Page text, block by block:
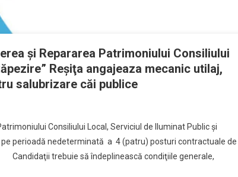
şi Repararea Patrimoniului Consiliului
Reşiţa angajeaza mecanic utilaj,
salubrizare căi publice
Consiliului Local, Serviciul de Iluminat Public şi
perioadă nedeterminată a 4 (patru) posturi contractuale de
trebuie să îndeplinească condiţiile generale,